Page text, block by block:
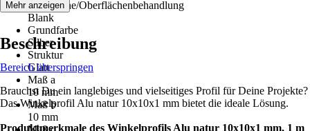
Oberfläche/Oberflächenbehandlung
Blank
Grundfarbe
Silber
Struktur
Glatt
Maß a
10 mm
Maß b
10 mm
Mehr anzeigen
Beschreibung
Bereich überspringen
Brauchst Du ein langlebiges und vielseitiges Profil für Deine Projekte?
Das Winkelprofil Alu natur 10x10x1 mm bietet die ideale Lösung.
Produktmerkmale des Winkelprofils Alu natur 10x10x1 mm, 1 m